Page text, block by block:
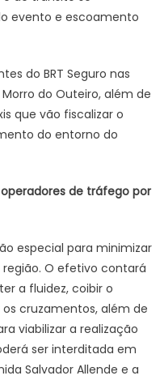
evento e escoamento
do BRT Seguro nas
do Outeiro, além de
que vão fiscalizar o
do entorno do
de tráfego por
especial para minimizar
O efetivo contará
a fluidez, coibir o
cruzamentos, além de
viabilizar a realização
ser interditada em
Salvador Allende e a